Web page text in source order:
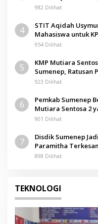
982 Dilihat
4
STIT Aqidah
Mahasiswa untuk
954 Dilihat
5
KMP Mutiara
Sumenep, Ratusan
923 Dilihat
6
Pemkab Sumenep
Mutiara Sentosa 2
901 Dilihat
7
Disdik Sumenep
Paramitha
898 Dilihat
TEKNOLOGI